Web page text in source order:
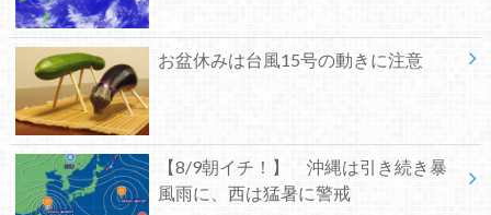
お盆休みは台風15号の動きに注意
【8/9朝イチ！】 沖縄は引き続き暴
風雨に、西は猛暑に警戒